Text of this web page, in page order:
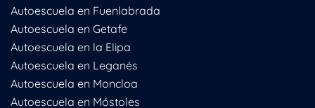
Autoescuela en Fuenlabrada
Autoescuela en Getafe
Autoescuela en la Elipa
Autoescuela en Leganés
Autoescuela en Moncloa
Autoescuela en Móstoles